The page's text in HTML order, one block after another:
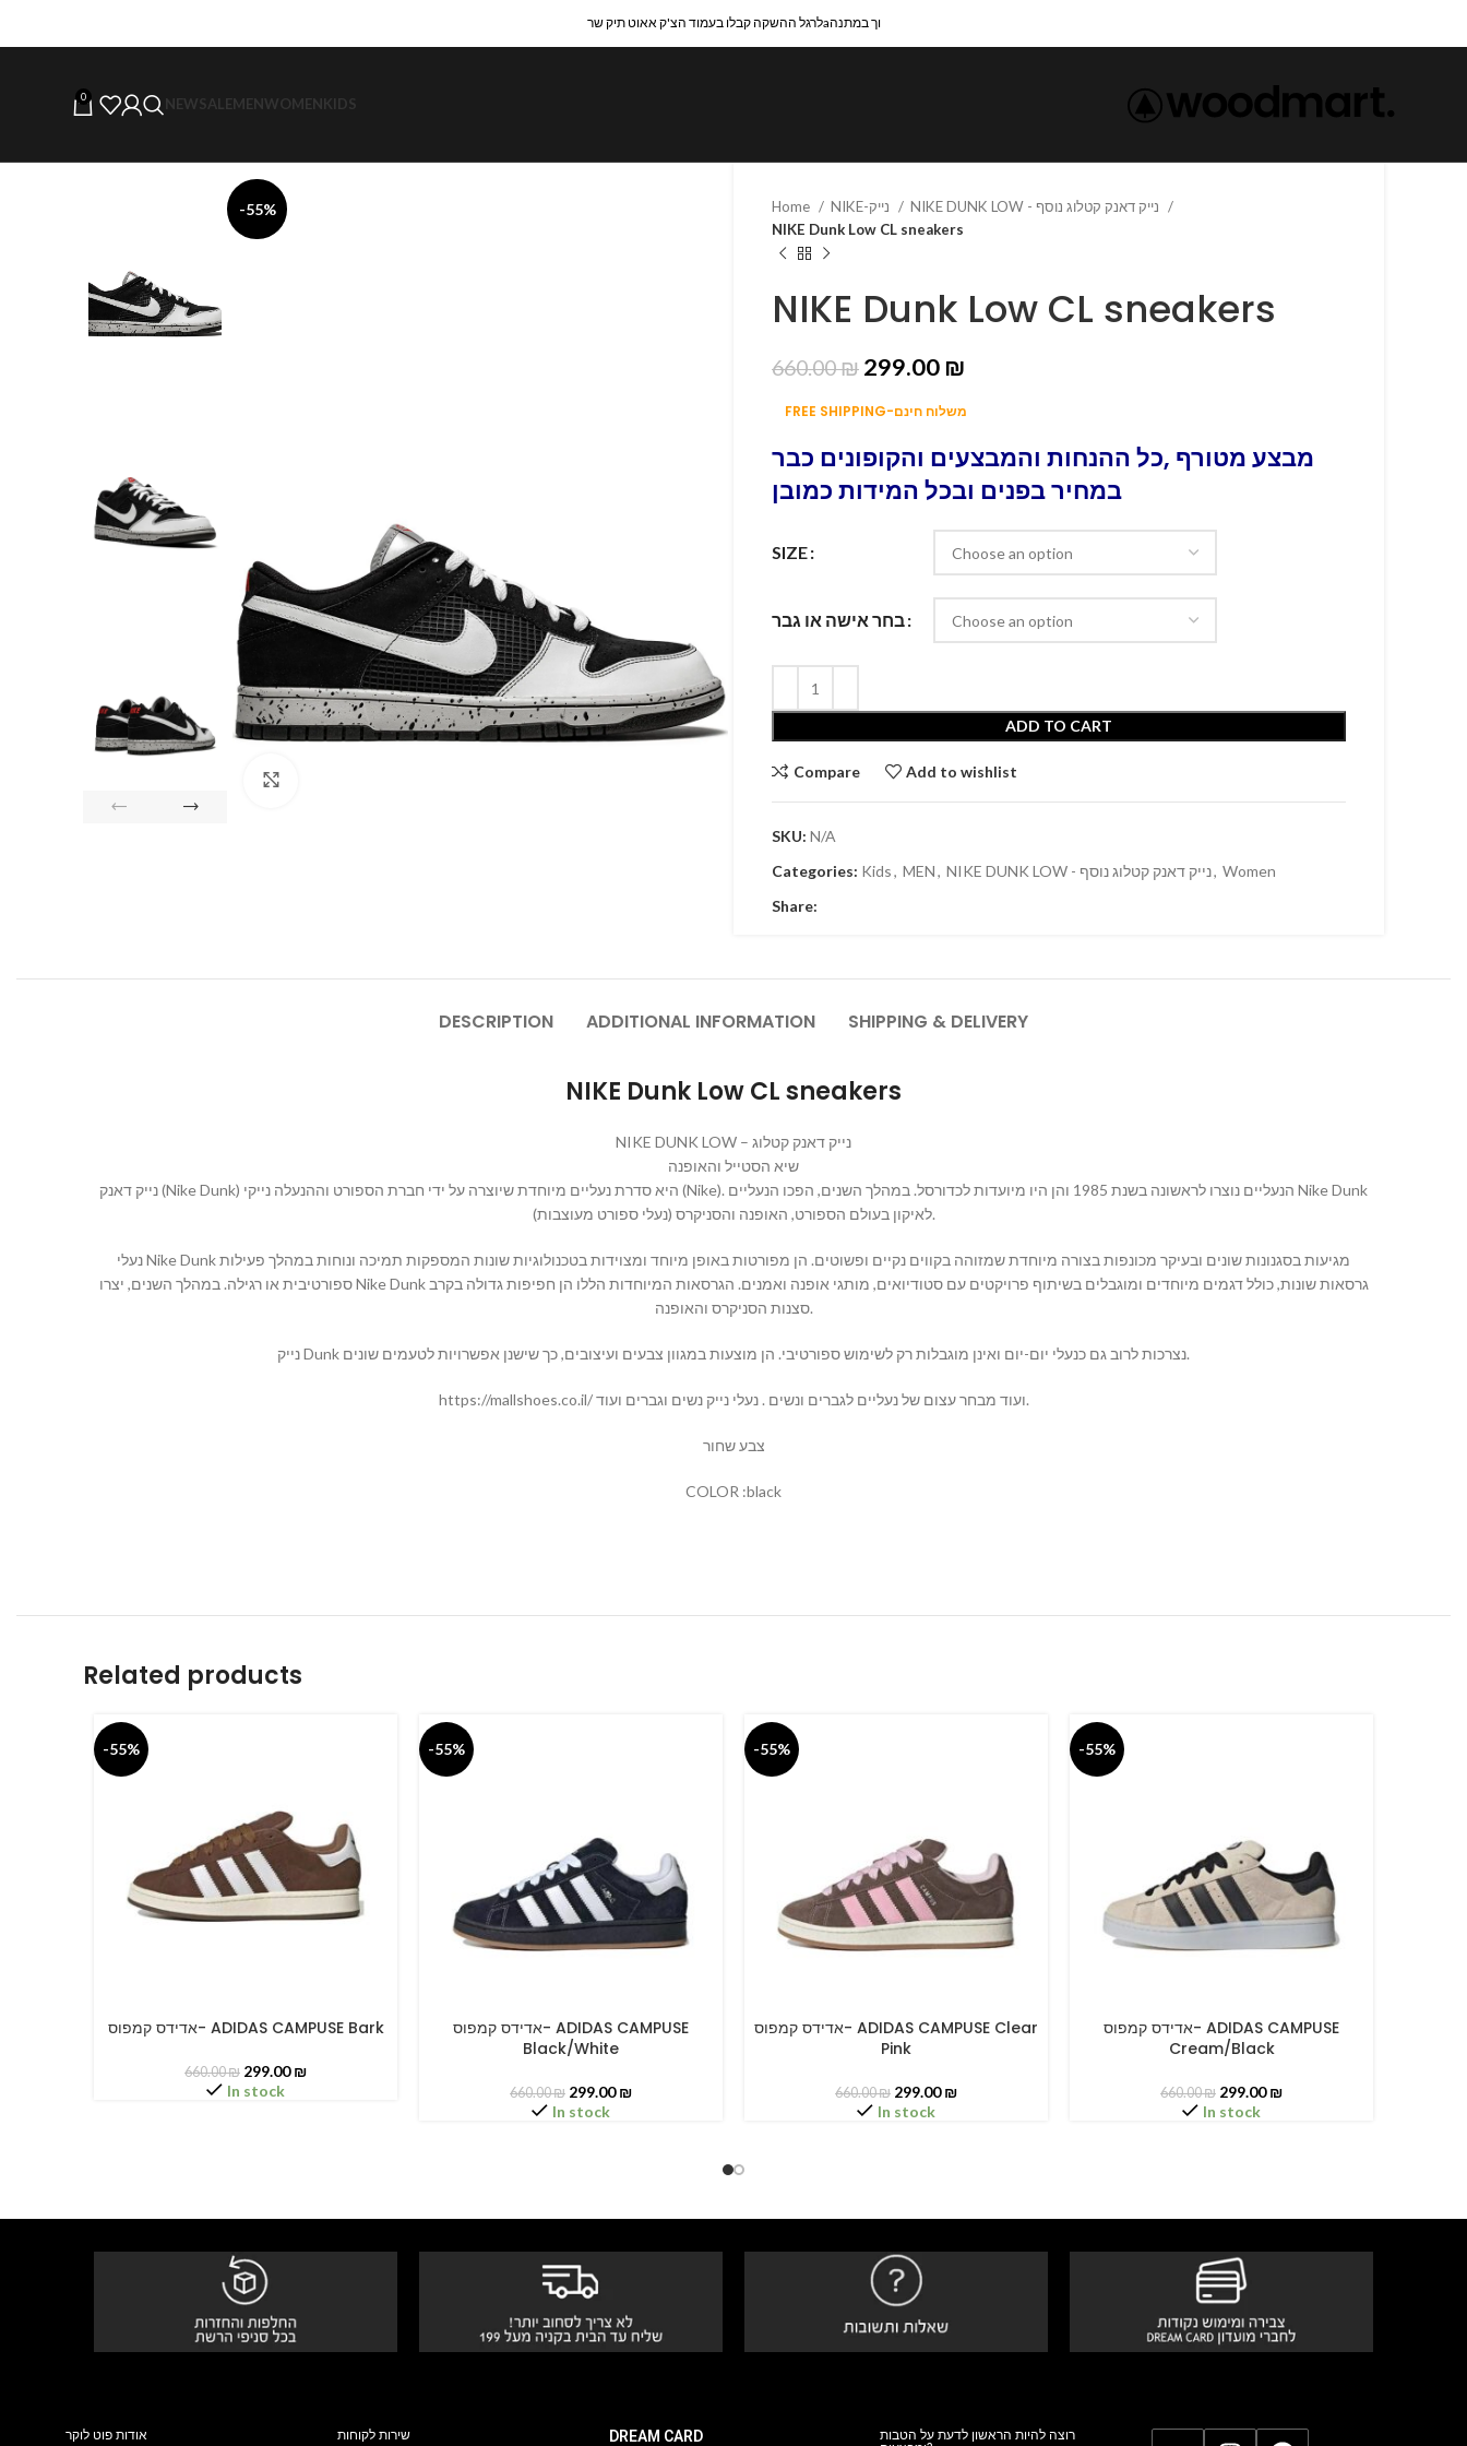
לרגל ההשקה קבלו בעמוד הצ'ק אאוט תיק שרaוך במתנה
0 NEWSALEMENWOMENKIDS
-55% Home
NIKE Dunk Low CL sneakers
NIKE Dunk Low CL sneakers
660.00₪ 299.00 ₪
FREE SHIPPING-משלוח חינם
מבצע מטורף ,כל ההנחות והמבצעים והקופונים כבר
במחיר בפנים ובכל המידות כמובן
SIZE
בחר אישה או גבר
ADD TO CART
Compare Add to wishlist
SKU: N/A
Categories: Kids, MEN, NIKE DUNK LOW - נייק דאנק קטלוג נוסף, Women
Share:
DESCRIPTION ADDITIONAL INFORMATION SHIPPING & DELIVERY
NIKE Dunk Low CL sneakers
NIKE DUNK LOW – נייק דאנק קטלוג
שיא הסטייל והאופנה
נייק דאנק (Nike Dunk) היא סדרת נעליים מיוחדת שיוצרה על ידי חברת הספורט וההנעלה נייקי (Nike). הנעליים נוצרו לראשונה בשנת 1985 והן היו מיועדות לכדורסל. במהלך השנים, הפכו הנעליים Nike Dunk
לאיקון בעולם הספורט, האופנה והסניקרס (נעלי ספורט מעוצבות).
נעלי Nike Dunk מגיעות בסגנונות שונים ובעיקר מכונפות בצורה מיוחדת שמזוהה בקווים נקיים ופשוטים. הן מפורטות באופן מיוחד ומצוידות בטכנולוגיות שונות המספקות תמיכה ונוחות במהלך פעילות
ספורטיבית או רגילה. במהלך השנים, יצרו Nike Dunk גרסאות שונות, כולל דגמים מיוחדים ומוגבלים בשיתוף פרויקטים עם סטודיואים, מותגי אופנה ואמנים. הגרסאות המיוחדות הללו הן חפיפות גדולה בקרב
סצנות הסניקרס והאופנה.
נייק Dunk נצרכות לרוב גם כנעלי יום-יום ואינן מוגבלות רק לשימוש ספורטיבי. הן מוצעות במגוון צבעים ועיצובים, כך שישנן אפשרויות לטעמים שונים.
https://mallshoes.co.il/ ועוד מבחר עצום של נעליים לגברים ונשים . נעלי נייק נשים וגברים ועוד.
צבע שחור
COLOR :black
Related products
-55%
SELECT OPTIONSאדידס קמפוס- ADIDAS CAMPUSE Bark
660.00₪ 299.00₪
In stock
-55%
SELECT OPTIONS
אדידס קמפוס- ADIDAS CAMPUSE
Black/White
660.00₪ 299.00₪
In stock
-55%
SELECT OPTIONS
אדידס קמפוס- ADIDAS CAMPUSE Clear
Pink
660.00₪ 299.00₪
In stock
-55%
SELECT OPTIONS
אדידס קמפוס- ADIDAS CAMPUSE
Cream/Black
660.00₪ 299.00₪
In stock
אודות פוט לוקר שירות לקוחות DREAM CARD
רוצה להיות הראשון לדעת על הטבות